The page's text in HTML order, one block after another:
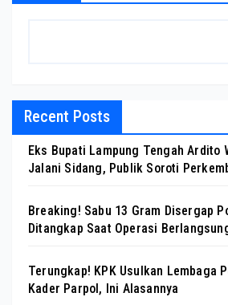
Recent Posts
Eks Bupati Lampung Tengah Ardito
Jalani Sidang, Publik Soroti
Breaking! Sabu 13 Gram Disergap
Ditangkap Saat Operasi
Terungkap! KPK Usulkan Lembaga
Kader Parpol, Ini Alasannya